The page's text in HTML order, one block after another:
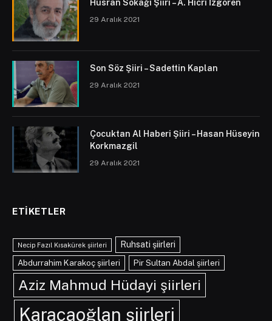
Hüsran Sokağı Şiiri – A. Hicri İzgören
29 Aralık 2021
Son Söz Şiiri – Sadettin Kaplan
29 Aralık 2021
Çocuktan Al Haberi Şiiri – Hasan Hüseyin
Korkmazgil
29 Aralık 2021
ETIKETLER
Necip Fazıl Kısakürek şiirleri
Ruhsati şiirleri
Abdurrahim Karakoç şiirleri
Pir Sultan Abdal şiirleri
Aziz Mahmud Hüdayi şiirleri
Karacaoğlan şiirleri